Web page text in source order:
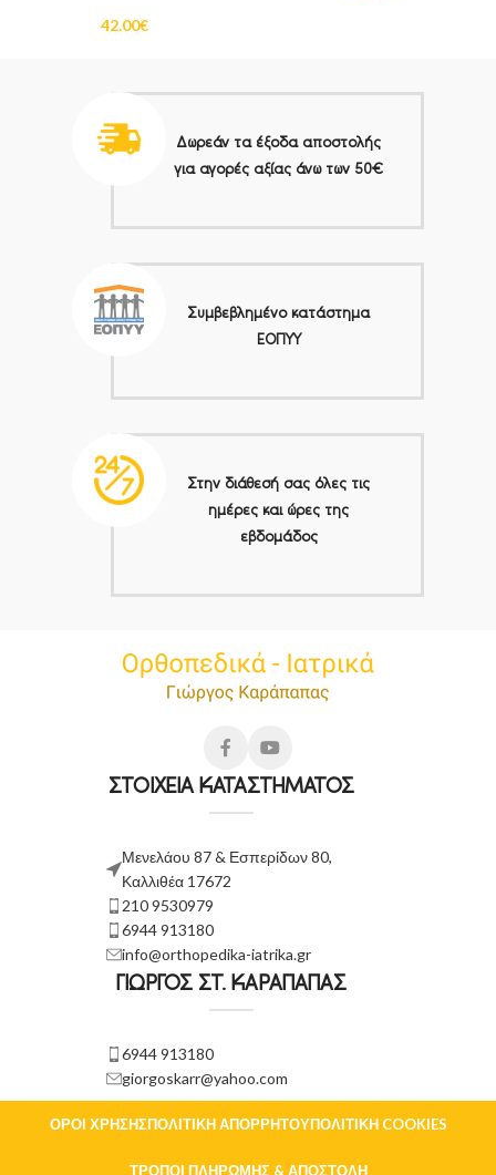
42.00€
Δωρεάν τα έξοδα αποστολής
για αγορές αξίας άνω των 50€
Συμβεβλημένο κατάστημα
ΕΟΠΥΥ
Στην διάθεσή σας όλες τις
ημέρες και ώρες της
εβδομάδος
ΣΤΟΙΧΕΙΑ ΚΑΤΑΣΤΗΜΑΤΟΣ
Μενελάου 87 & Εσπερίδων 80,
Καλλιθέα 17672
210 9530979
6944 913180
info@orthopedika-iatrika.gr
ΓΙΩΡΓΟΣ ΣΤ. ΚΑΡΑΠΑΠΑΣ
6944 913180
giorgoskarr@yahoo.com
ΌΡΟΙ ΧΡΉΣΗΣΠΟΛΙΤΙΚΉ ΑΠΟΡΡΉΤΟΥΠΟΛΙΤΙΚΉ COOKIES
ΤΡΌΠΟΙ ΠΛΗΡΩΜΉΣ & ΑΠΟΣΤΟΛΉ